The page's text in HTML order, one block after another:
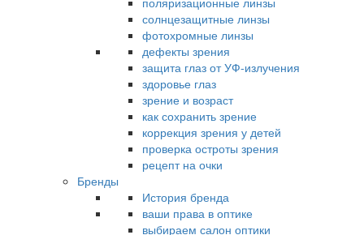
солнцезащитные линзы
фотохромные линзы
дефекты зрения
защита глаз от УФ-излучения
здоровье глаз
зрение и возраст
как сохранить зрение
коррекция зрения у детей
проверка остроты зрения
рецепт на очки
Бренды
История бренда
ваши права в оптике
выбираем салон оптики